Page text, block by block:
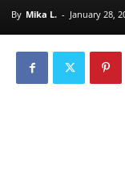
By Mika L. - January 28,